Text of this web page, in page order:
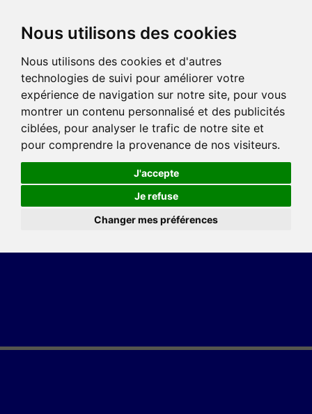
Nous utilisons des cookies
Nous utilisons des cookies et d'autres
technologies de suivi pour améliorer votre
expérience de navigation sur notre site, pour vous
montrer un contenu personnalisé et des publicités
ciblées, pour analyser le trafic de notre site et
pour comprendre la provenance de nos visiteurs.
J'accepte
Je refuse
Changer mes préférences